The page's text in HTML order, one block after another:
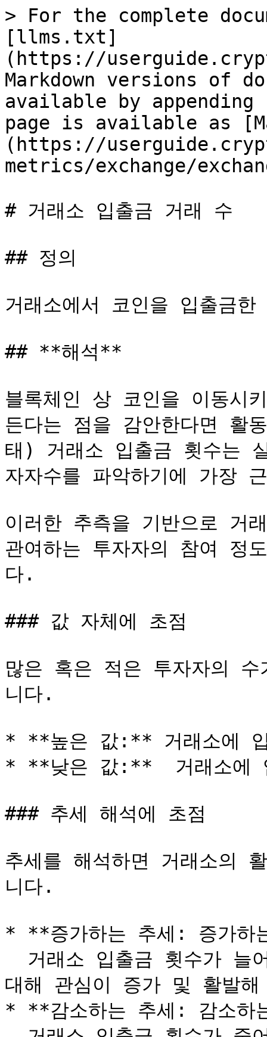
> For the complete
[llms.txt]
(https://
Markdown versions of
available by
page is available as
(https://
metrics/exchange/
# 거래소 입출금 거래 수
## 정의
거래소에서 코인을 입출금
## **해석**
블록체인 상 코인을 이동시
든다는 점을 감안한다면 활
태) 거래소 입출금 횟수는
자자수를 파악하기에 가장
이러한 추측을 기반으로 거
관여하는 투자자의 참여 정
다.
### 값 자체에 초점
많은 혹은 적은 투자자의
니다.
* **높은 값:** 거래소에
* **낮은 값:**  거래소에
### 추세 해석에 초점
추세를 해석하면 거래소의
니다.
* **증가하는 추세: 증가하
대해 관심이 증가 및 활발
* **감소하는 추세: 감소하